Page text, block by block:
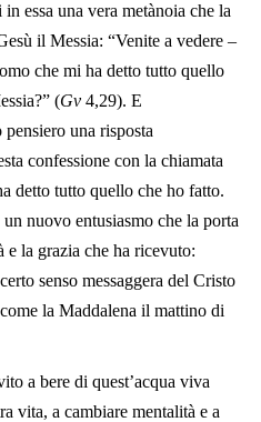
essa una vera metànoia che la
il Messia: “Venite a vedere –
che mi ha detto tutto quello
(Gv 4,29). E
una risposta
confessione con la chiamata
detto tutto quello che ho fatto.
nuovo entusiasmo che la porta
la grazia che ha ricevuto:
senso messaggera del Cristo
la Maddalena il mattino di
a bere di quest’acqua viva
vita, a cambiare mentalità e a